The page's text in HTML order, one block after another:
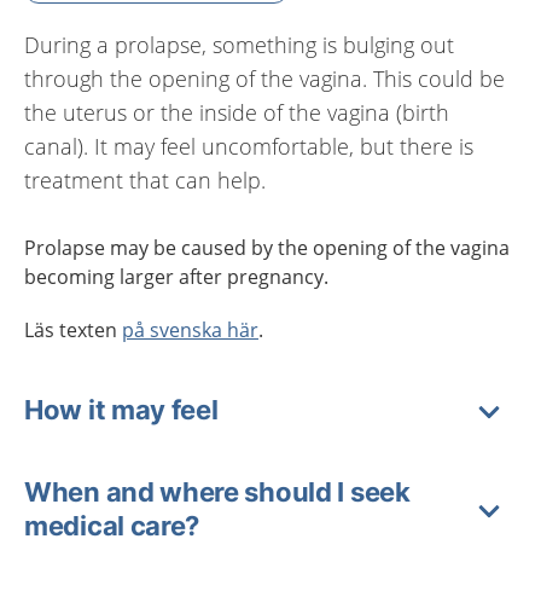
During a prolapse, something is bulging out
through the opening of the vagina. This could be
the uterus or the inside of the vagina (birth
canal). It may feel uncomfortable, but there is
treatment that can help.
Prolapse may be caused by the opening of the vagina
becoming larger after pregnancy.
Läs texten på svenska här.
How it may feel
When and where should I seek
medical care?